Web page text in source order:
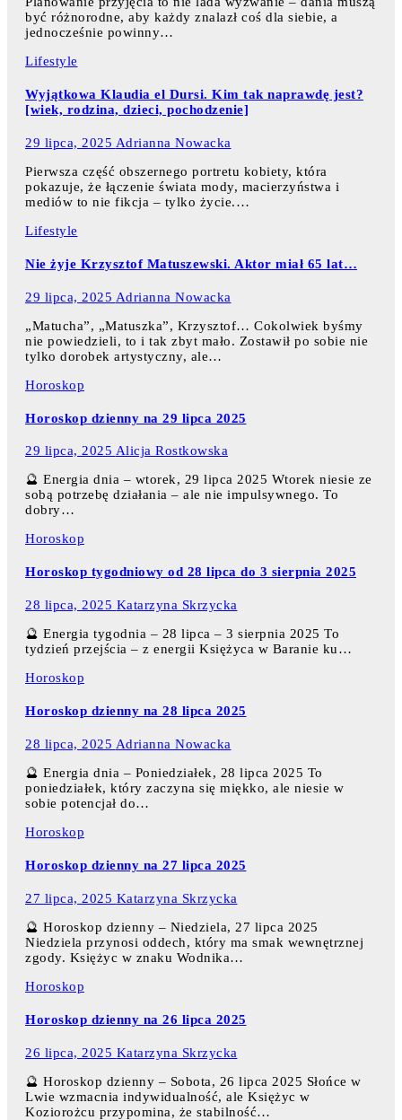
być różnorodne, aby każdy znalazł coś dla siebie, a
jednocześnie powinny…
Lifestyle
Wyjątkowa Klaudia el Dursi. Kim tak naprawdę jest?
[wiek, rodzina, dzieci, pochodzenie]
29 lipca, 2025 Adrianna Nowacka
Pierwsza część obszernego portretu kobiety, która
pokazuje, że łączenie świata mody, macierzyństwa i
mediów to nie fikcja – tylko życie.…
Lifestyle
Nie żyje Krzysztof Matuszewski. Aktor miał 65 lat…
29 lipca, 2025 Adrianna Nowacka
„Matucha”, „Matuszka”, Krzysztof… Cokolwiek byśmy
nie powiedzieli, to i tak zbyt mało. Zostawił po sobie nie
tylko dorobek artystyczny, ale…
Horoskop
Horoskop dzienny na 29 lipca 2025
29 lipca, 2025 Alicja Rostkowska
🔮 Energia dnia – wtorek, 29 lipca 2025 Wtorek niesie ze
sobą potrzebę działania – ale nie impulsywnego. To
dobry…
Horoskop
Horoskop tygodniowy od 28 lipca do 3 sierpnia 2025
28 lipca, 2025 Katarzyna Skrzycka
🔮 Energia tygodnia – 28 lipca – 3 sierpnia 2025 To
tydzień przejścia – z energii Księżyca w Baranie ku…
Horoskop
Horoskop dzienny na 28 lipca 2025
28 lipca, 2025 Adrianna Nowacka
🔮 Energia dnia – Poniedziałek, 28 lipca 2025 To
poniedziałek, który zaczyna się miękko, ale niesie w
sobie potencjał do…
Horoskop
Horoskop dzienny na 27 lipca 2025
27 lipca, 2025 Katarzyna Skrzycka
🔮 Horoskop dzienny – Niedziela, 27 lipca 2025
Niedziela przynosi oddech, który ma smak wewnętrznej
zgody. Księżyc w znaku Wodnika…
Horoskop
Horoskop dzienny na 26 lipca 2025
26 lipca, 2025 Katarzyna Skrzycka
🔮 Horoskop dzienny – Sobota, 26 lipca 2025 Słońce w
Lwie wzmacnia indywidualność, ale Księżyc w
Koziorożcu przypomina, że stabilność…